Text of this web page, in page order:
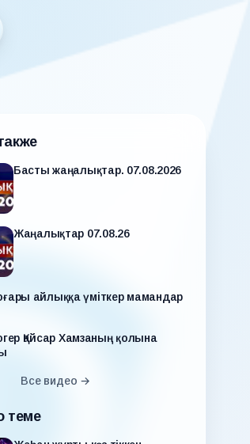
Басты жаңалықтар. 07.08.2026
Жаңалықтар 07.08.26
айлыққа үміткер мамандар
Қайсар Хамзаның қолына
Все видео →
теме